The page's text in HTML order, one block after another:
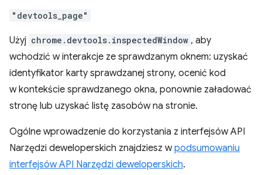
"devtools_page"
Użyj chrome.devtools.inspectedWindow , aby
wchodzić w interakcje ze sprawdzanym oknem: uzyskać
identyfikator karty sprawdzanej strony, ocenić kod
w kontekście sprawdzanego okna, ponownie załadować
stronę lub uzyskać listę zasobów na stronie.
Ogólne wprowadzenie do korzystania z interfejsów API
Narzędzi deweloperskich znajdziesz wpodsumowaniu
interfejsów API Narzędzi deweloperskich.